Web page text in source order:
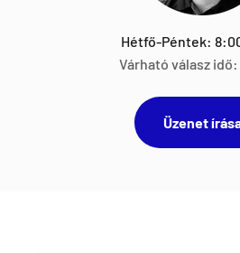
Hétfő-Péntek:
Várható válasz idő:
Üzenet